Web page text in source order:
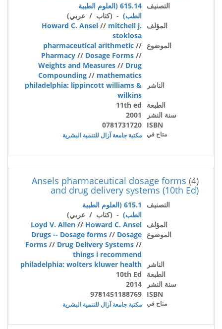
التصنيف
615.14 (العلوم الطبية
الطب) - (كتاب / عربي)
المؤلف
Howard C. Ansel // mitchell j.
stoklosa
الموضوع
pharmaceutical arithmetic //
Pharmacy // Dosage Forms //
Weights and Measures // Drug
Compounding // mathematics
الناشر
philadelphia: lippincott williams &
wilkins
الطبعة
11th ed
سنة النشر
2001
ISBN
0781731720
متاح في مكتبة جامعة آزال للتنمية البشرية
(4)
Ansels pharmaceutical dosage forms
and drug delivery systems (10th Ed)
التصنيف
615.1 (العلوم الطبية
الطب) - (كتاب / عربي)
المؤلف
Loyd V. Allen // Howard C. Ansel
الموضوع
Drugs -- Dosage forms // Dosage
Forms // Drug Delivery Systems //
things i recommend
الناشر
philadelphia: wolters kluwer health
الطبعة
10th Ed
سنة النشر
2014
ISBN
9781451188769
متاح في مكتبة جامعة آزال للتنمية البشرية